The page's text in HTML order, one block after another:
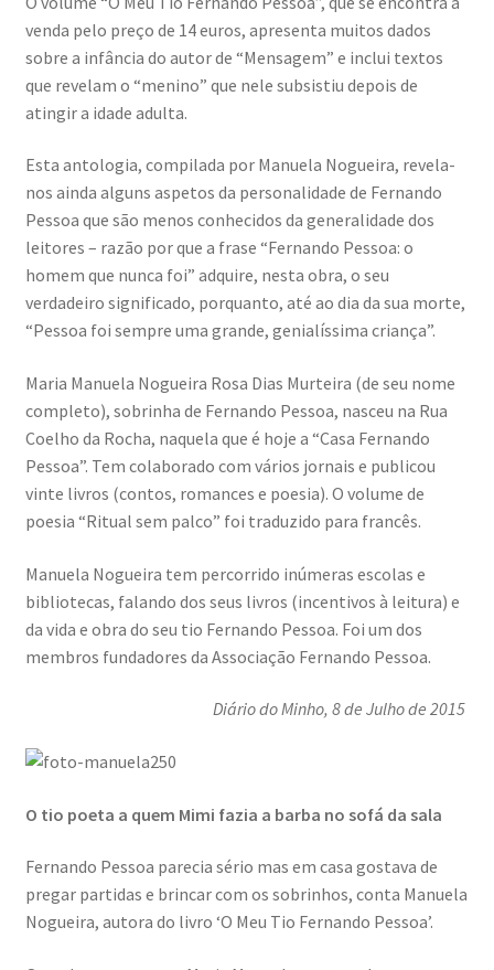
venda pelo preço de 14 euros, apresenta muitos dados
sobre a infância do autor de “Mensagem” e inclui textos
que revelam o “menino” que nele subsistiu depois de
atingir a idade adulta.
Esta antologia, compilada por Manuela Nogueira, revela-
nos ainda alguns aspetos da personalidade de Fernando
Pessoa que são menos conhecidos da generalidade dos
leitores – razão por que a frase “Fernando Pessoa: o
homem que nunca foi” adquire, nesta obra, o seu
verdadeiro significado, porquanto, até ao dia da sua morte,
“Pessoa foi sempre uma grande, genialíssima criança”.
Maria Manuela Nogueira Rosa Dias Murteira (de seu nome
completo), sobrinha de Fernando Pessoa, nasceu na Rua
Coelho da Rocha, naquela que é hoje a “Casa Fernando
Pessoa”. Tem colaborado com vários jornais e publicou
vinte livros (contos, romances e poesia). O volume de
poesia “Ritual sem palco” foi traduzido para francês.
Manuela Nogueira tem percorrido inúmeras escolas e
bibliotecas, falando dos seus livros (incentivos à leitura) e
da vida e obra do seu tio Fernando Pessoa. Foi um dos
membros fundadores da Associação Fernando Pessoa.
Diário do Minho, 8 de Julho de 2015
O tio poeta a quem Mimi fazia a barba no sofá da sala
Fernando Pessoa parecia sério mas em casa gostava de
pregar partidas e brincar com os sobrinhos, conta Manuela
Nogueira, autora do livro ‘O Meu Tio Fernando Pessoa’.